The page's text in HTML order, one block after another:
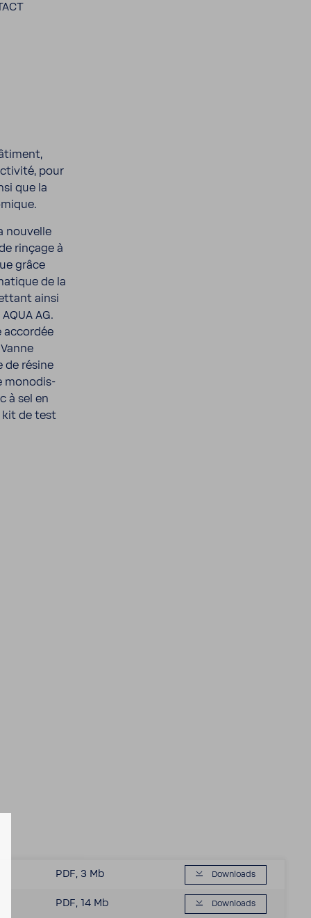
pour
que la
nouvelle
rinçage à
grâce
de la
ainsi
AG.
accordée
de résine
mono­dis­
à sel en
kit de test
PDF, 3 Mb Down­loads
PDF, 14 Mb Down­loads